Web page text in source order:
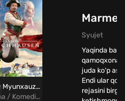
Baron Myunxauzenning sarguzashtlari / Xuddi o'sha Myunxauzen Uzbek tilida
Tarjima / Komediya / Sarguzasht
Syujet
Yaqinda
juda ko'p
Endi ular
rejasini